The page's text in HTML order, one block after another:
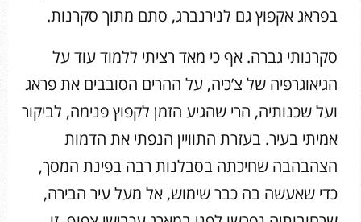
בפראג אקפוץ גם לנירנברג, סתם מתוך סקרנות.
סקרנותי גברה. אף כי מאד רציתי ללמוד עוד על
הגיאוגרפיה של צ’כיה, על ההרים הסובבים את פראג
ועל שכנותיה, הרי שהגיע הזמן לקפוץ פנימה, לביקור
אמיתי בעיר. בעזרת התוויין הנפתי את הדמות
הצהבהבה שחיכתה בסבלנות רבה בפינת המסך,
כדי שאעשה בה כבר שימוש, אל מעל עיר הבירה,